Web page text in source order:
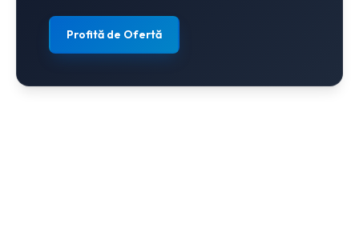
Profită de Ofertă